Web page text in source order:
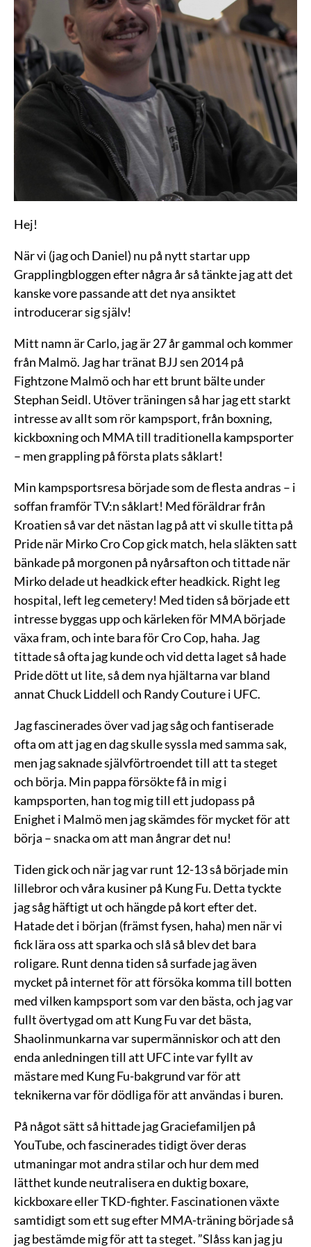
Hej!
När vi (jag och Daniel) nu på nytt startar upp
Grapplingbloggen efter några år så tänkte jag att det
kanske vore passande att det nya ansiktet
introducerar sig själv!
Mitt namn är Carlo, jag är 27 år gammal och kommer
från Malmö. Jag har tränat BJJ sen 2014 på
Fightzone Malmö och har ett brunt bälte under
Stephan Seidl. Utöver träningen så har jag ett starkt
intresse av allt som rör kampsport, från boxning,
kickboxning och MMA till traditionella kampsporter
– men grappling på första plats såklart!
Min kampsportsresa började som de flesta andras – i
soffan framför TV:n såklart! Med föräldrar från
Kroatien så var det nästan lag på att vi skulle titta på
Pride när Mirko Cro Cop gick match, hela släkten satt
bänkade på morgonen på nyårsafton och tittade när
Mirko delade ut headkick efter headkick. Right leg
hospital, left leg cemetery! Med tiden så började ett
intresse byggas upp och kärleken för MMA började
växa fram, och inte bara för Cro Cop, haha. Jag
tittade så ofta jag kunde och vid detta laget så hade
Pride dött ut lite, så dem nya hjältarna var bland
annat Chuck Liddell och Randy Couture i UFC.
Jag fascinerades över vad jag såg och fantiserade
ofta om att jag en dag skulle syssla med samma sak,
men jag saknade självförtroendet till att ta steget
och börja. Min pappa försökte få in mig i
kampsporten, han tog mig till ett judopass på
Enighet i Malmö men jag skämdes för mycket för att
börja – snacka om att man ångrar det nu!
Tiden gick och när jag var runt 12-13 så började min
lillebror och våra kusiner på Kung Fu. Detta tyckte
jag såg häftigt ut och hängde på kort efter det.
Hatade det i början (främst fysen, haha) men när vi
fick lära oss att sparka och slå så blev det bara
roligare. Runt denna tiden så surfade jag även
mycket på internet för att försöka komma till botten
med vilken kampsport som var den bästa, och jag var
fullt övertygad om att Kung Fu var det bästa,
Shaolinmunkarna var supermänniskor och att den
enda anledningen till att UFC inte var fyllt av
mästare med Kung Fu-bakgrund var för att
teknikerna var för dödliga för att användas i buren.
På något sätt så hittade jag Graciefamiljen på
YouTube, och fascinerades tidigt över deras
utmaningar mot andra stilar och hur dem med
lätthet kunde neutralisera en duktig boxare,
kickboxare eller TKD-fighter. Fascinationen växte
samtidigt som ett sug efter MMA-träning började så
jag bestämde mig för att ta steget. ”Slåss kan jag ju